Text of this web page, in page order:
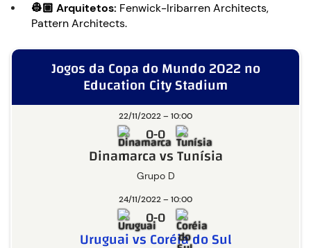
👷🏼 Arquitetos: Fenwick-Iribarren Architects,
Pattern Architects.
Jogos da Copa do Mundo 2022 no
Education City Stadium
22/11/2022 – 10:00
Grupo D
0-0
Dinamarca vs Tunísia
24/11/2022 – 10:00
0-0
Uruguai vs Coréia do Sul